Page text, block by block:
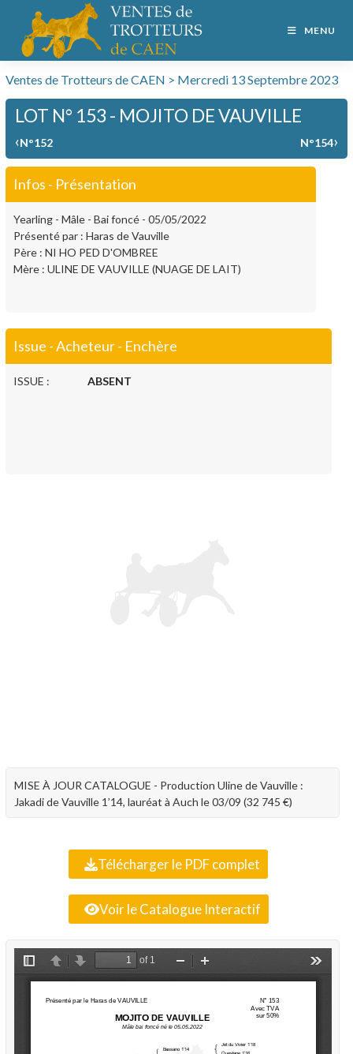
MENU
Ventes de Trotteurs de CAEN > Mercredi 13 Septembre 2023
LOT N° 153 - MOJITO DE VAUVILLE
‹N°152 N°154›
Infos - Présentation
Yearling - Mâle - Bai foncé - 05/05/2022
Présenté par : Haras de Vauville
Père : NI HO PED D'OMBREE
Mère : ULINE DE VAUVILLE (NUAGE DE LAIT)
Issue - Acheteur - Enchère
ISSUE : ABSENT
MISE À JOUR CATALOGUE - Production Uline de Vauville :
Jakadi de Vauville 1’14, lauréat à Auch le 03/09 (32 745 €)
Télécharger le PDF complet
Voir le Catalogue Interactif